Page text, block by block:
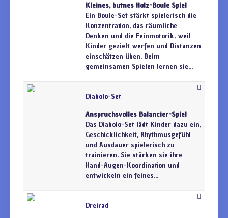
Kleines, butnes Holz-Boule Spiel
Ein Boule-Set stärkt spielerisch die
Konzentration, das räumliche
Denken und die Feinmotorik, weil
Kinder gezielt werfen und Distanzen
einschätzen üben. Beim
gemeinsamen Spielen lernen sie...
Diabolo-Set
Anspruchsvolles Balancier-Spiel
Das Diabolo-Set lädt Kinder dazu ein,
Geschicklichkeit, Rhythmusgefühl
und Ausdauer spielerisch zu
trainieren. Sie stärken sie ihre
Hand-Augen-Koordination und
entwickeln ein feines...
Dreirad